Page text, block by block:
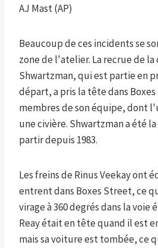
AJ Mast (AP)
Beaucoup de ces incidents se
zone de l'atelier. La recrue de
Shwartzman, qui est partie en
départ, a pris la tête dans
membres de son équipe, dont
une civière. Shwartzman a été
partir depuis 1983.
Les freins de Rinus Veekay ont
entrent dans Boxes Street, ce
virage à 360 degrés dans la
Reay était en tête quand il est
mais sa voiture est tombée, ce